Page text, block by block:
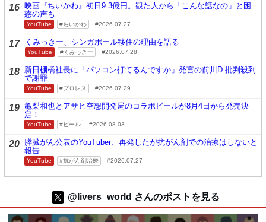
16 映画『ちいかわ』初日9.3億円。観た人から「こんな話なの」と困
惑の声も
YouTube ちいかわ 2026.07.27
17 くみっきー、シンガポール移住の理由を語る
YouTube くみっきー 2026.07.28
18 新日棚橋社長に「パソコン打てるんですか」発言の前川D 批判殺到
で謝罪
YouTube プロレス 2026.07.29
19 亀梨和也とアサヒ空想開発局のコラボビールが8月4日から発売決
定！
YouTube ビール 2026.08.03
20 膵臓がん公表のYouTuber、再発したが抗がん剤での治療はしないと
報告
YouTube 抗がん剤治療 2026.07.27
@livers_world さんのポストを見る